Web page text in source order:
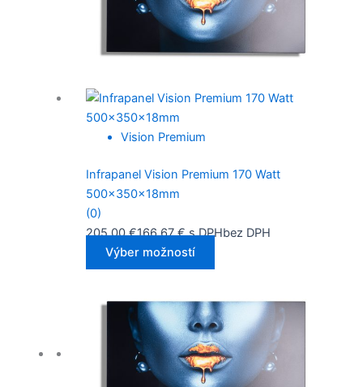
Vision Premium
Infrapanel Vision Premium 170 Watt
500x350x18mm
(0)
205,00€166,67€ s DPHbez DPH
Výber možností